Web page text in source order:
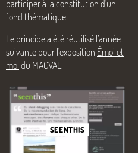
participer à la constitution d’un
fond thématique.
Le principe a été réutilisé l’année
suivante pour l’exposition Émoi et
moi du MACVAL.
SEENTHIS